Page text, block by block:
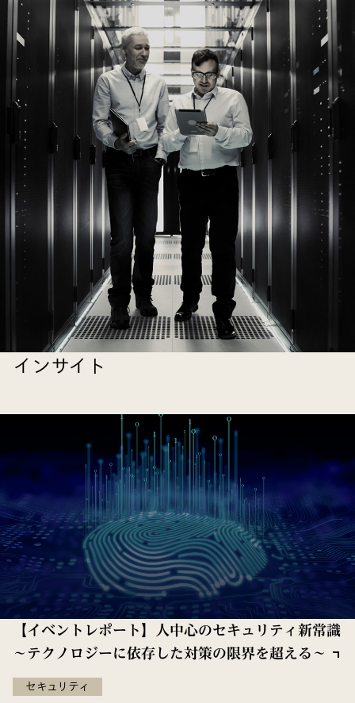
インサイト
【イベントレポート】人中心のセキュリティ新常識
～テクノロジーに依存した対策の限界を超える～
セキュリティ